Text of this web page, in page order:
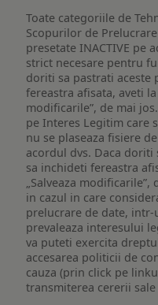
Toate categoriile de
Scopurilor de
presetate INACTIVE pe
strict necesare pentru
doriti sa pastrati aceste
fereastra afisata, aveti
modificarile”, de mai
pe Interes Legitim care
nu se plaseaza fisiere
acordul dvs. Daca doriti
sa inchideti fereastra
„Salveaza
in cazul in care
prelucrare de date,
prevaleaza interesului
va puteti exercita
accesarea politicii de
cauza (prin click pe
transmiterea cererii